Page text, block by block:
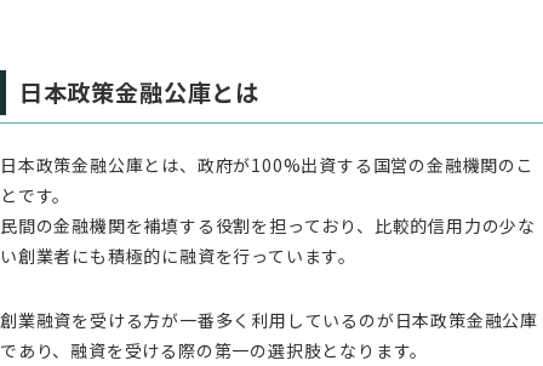
日本政策金融公庫とは
日本政策金融公庫とは、政府が100%出資する国営の金融機関のこ
とです。
民間の金融機関を補填する役割を担っており、比較的信用力の少な
い創業者にも積極的に融資を行っています。
創業融資を受ける方が一番多く利用しているのが日本政策金融公庫
であり、融資を受ける際の第一の選択肢となります。